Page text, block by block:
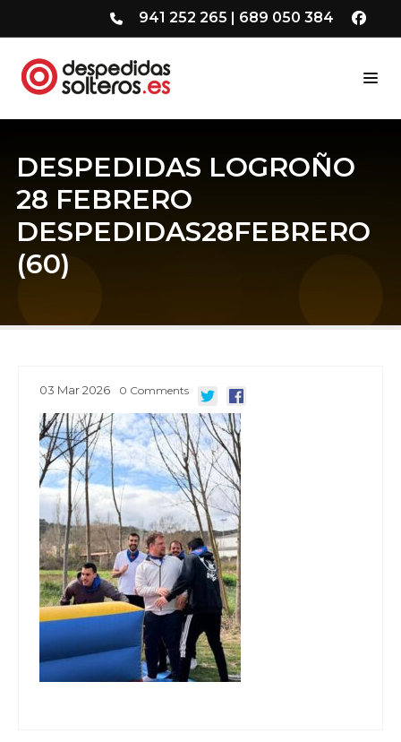
941 252 265 | 689 050 384
DESPEDIDAS LOGROÑO
28 FEBRERO
DESPEDIDAS28FEBRERO
(60)
03 Mar2026 0 Comments